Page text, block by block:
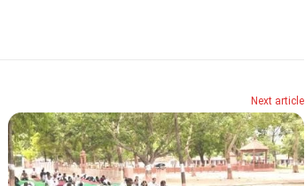
Next article